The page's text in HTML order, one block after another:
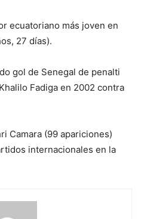
ecuatoriano más joven en
27 días).
gol de Senegal de penalti
Fadiga en 2002 contra
Camara (99 apariciones)
internacionales en la